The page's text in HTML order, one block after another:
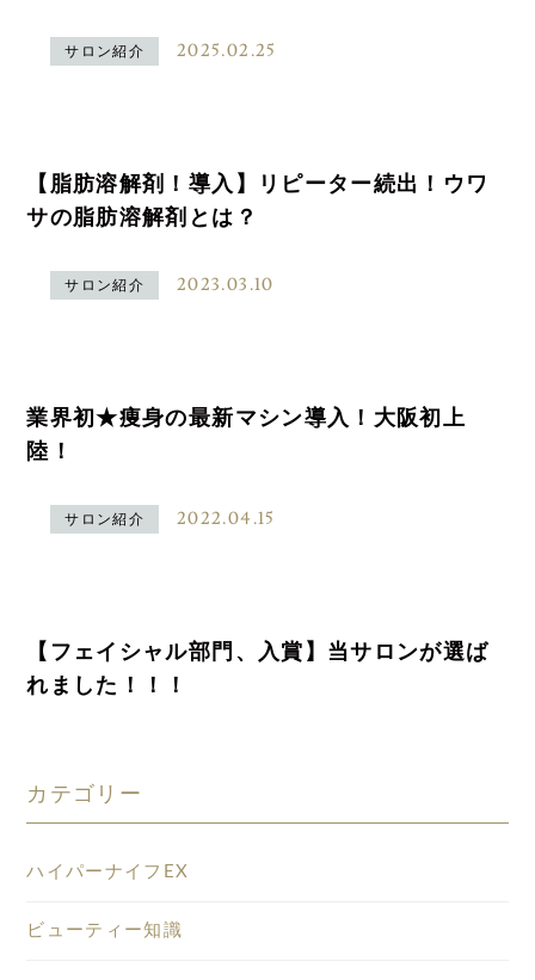
サロン紹介 2025.02.25
【脂肪溶解剤！導入】リピーター続出！ウワ
サの脂肪溶解剤とは？
サロン紹介 2023.03.10
業界初★痩身の最新マシン導入！大阪初上
陸！
サロン紹介 2022.04.15
【フェイシャル部門、入賞】当サロンが選ば
れました！！！
カテゴリー
ハイパーナイフEX
ビューティー知識